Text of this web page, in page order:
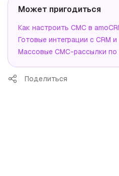
Может пригодиться
Как настроить СМС в
Готовые интеграции с CRM и
Массовые СМС-рассылки по
Поделиться